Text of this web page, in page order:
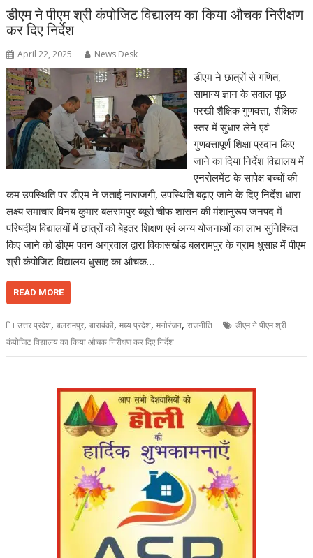
डीएम ने पीएम श्री कंपोजिट विद्यालय का किया औचक निरीक्षण
कर दिए निर्देश
April 22, 2025 News Desk
डीएम ने छात्रों से गणित,
सामान्य ज्ञान के सवाल पूछ
परखी शैक्षिक गुणवत्ता, शैक्षिक
स्तर में सुधार लेने एवं
गुणवत्तापूर्ण शिक्षा प्रदान किए
जाने का दिया निर्देश विद्यालय में
एनरोलमेंट के सापेक्ष बच्चों की
कम उपस्थिति पर डीएम ने जताई नाराजगी, उपस्थिति बढ़ाए जाने के दिए निर्देश धारा
लक्ष्य समाचार विनय कुमार बलरामपुर ब्यूरो चीफ शासन की मंशानुरूप जनपद में
परिषदीय विद्यालयों में छात्रों को बेहतर शिक्षण एवं अन्य योजनाओं का लाभ सुनिश्चित
किए जाने को डीएम पवन अग्रवाल द्वारा विकासखंड बलरामपुर के ग्राम धुसाह में पीएम
श्री कंपोजिट विद्यालय धुसाह का औचक…
READ MORE
उत्तर प्रदेश,बलरामपुर,बाराबंकी,मध्य प्रदेश,मनोरंजन,राजनीति
डीएम ने पीएम श्री
कंपोजिट विद्यालय का किया औचक निरीक्षण कर दिए निर्देश